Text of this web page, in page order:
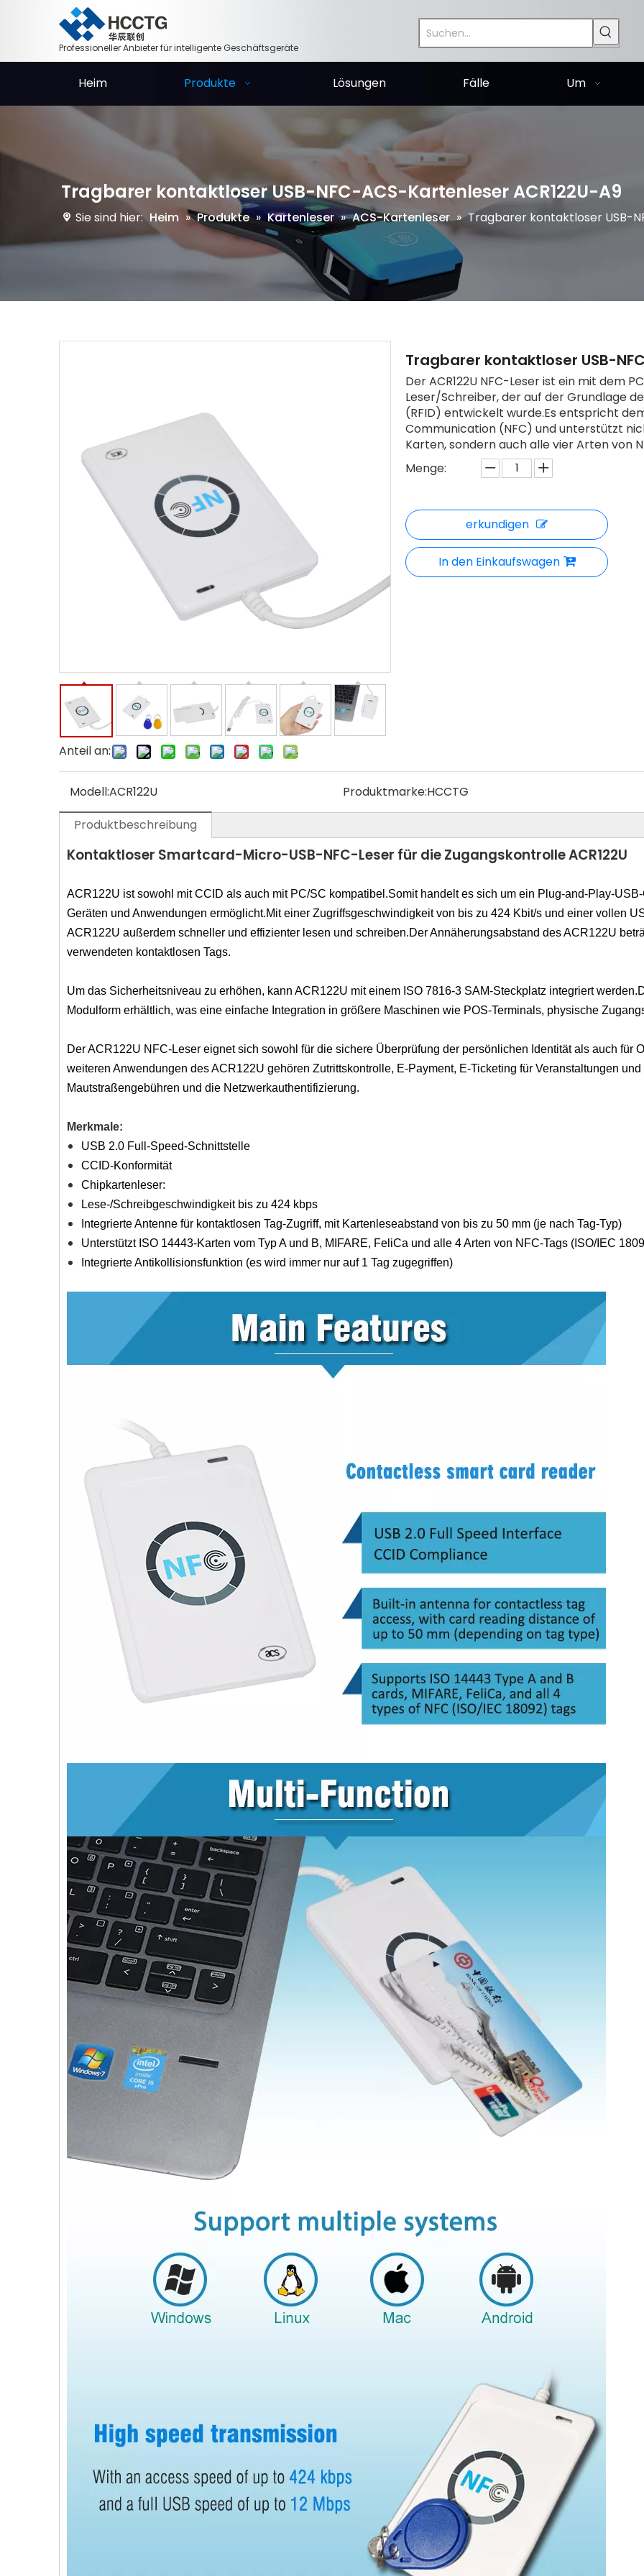
Professioneller Anbieter für intelligente Geschäftsgeräte
Heim Produkte Lösungen Fälle Um
Tragbarer kontaktloser USB-NFC-ACS-Kartenleser ACR122U-A9
Sie sind hier: Heim » Produkte » Kartenleser » ACS-Kartenleser » Tragbarer kontaktloser USB-
Anteil an:
Tragbarer kontaktloser USB-
Der ACR122U NFC-Leser ist ein mit dem
Leser/Schreiber, der auf der Grundlage
(RFID) entwickelt wurde.Es entspricht
Communication (NFC) und unterstützt
Karten, sondern auch alle vier Arten von
Menge:
erkundigen
In den Einkaufswagen
Modell:ACR122U Produktmarke:HCCTG
Produktbeschreibung
Kontaktloser Smartcard-Micro-USB-NFC-Leser für die Zugangskontrolle ACR122U
ACR122U ist sowohl mit CCID als auch mit PC/SC kompatibel.Somit handelt es sich um ein Plug-and-Play-
Geräten und Anwendungen ermöglicht.Mit einer Zugriffsgeschwindigkeit von bis zu 424 Kbit/s und einer vollen
ACR122U außerdem schneller und effizienter lesen und schreiben.Der Annäherungsabstand des ACR122U
verwendeten kontaktlosen Tags.
Um das Sicherheitsniveau zu erhöhen, kann ACR122U mit einem ISO 7816-3 SAM-Steckplatz integriert
Modulform erhältlich, was eine einfache Integration in größere Maschinen wie POS-Terminals, physische
Der ACR122U NFC-Leser eignet sich sowohl für die sichere Überprüfung der persönlichen Identität als auch für
weiteren Anwendungen des ACR122U gehören Zutrittskontrolle, E-Payment, E-Ticketing für Veranstaltungen
Mautstraßengebühren und die Netzwerkauthentifizierung.
Merkmale:
USB 2.0 Full-Speed-Schnittstelle
CCID-Konformität
Chipkartenleser:
Lese-/Schreibgeschwindigkeit bis zu 424 kbps
Integrierte Antenne für kontaktlosen Tag-Zugriff, mit Kartenleseabstand von bis zu 50 mm (je nach Tag-Typ)
Unterstützt ISO 14443-Karten vom Typ A und B, MIFARE, FeliCa und alle 4 Arten von NFC-Tags (ISO/IEC
Integrierte Antikollisionsfunktion (es wird immer nur auf 1 Tag zugegriffen)